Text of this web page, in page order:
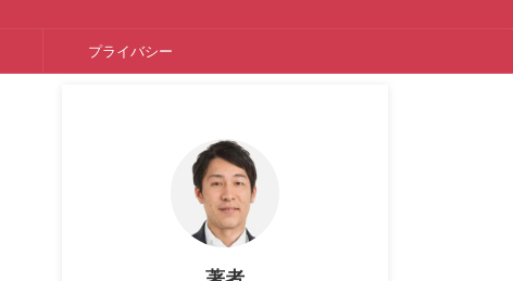
プライバシー